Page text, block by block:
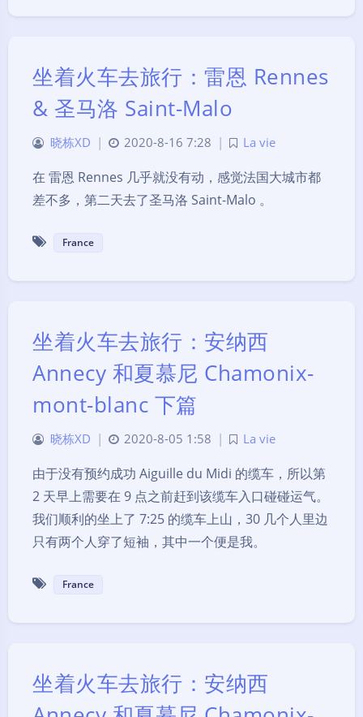
坐着火车去旅行：雷恩 Rennes
& 圣马洛 Saint-Malo
晓栋XD | 2020-8-16 7:28 | La vie
在 雷恩 Rennes 几乎就没有动，感觉法国大城市都
差不多，第二天去了圣马洛 Saint-Malo 。
France
坐着火车去旅行：安纳西
Annecy 和夏慕尼 Chamonix-
mont-blanc 下篇
晓栋XD | 2020-8-05 1:58 | La vie
由于没有预约成功 Aiguille du Midi 的缆车，所以第
2 天早上需要在 9 点之前赶到该缆车入口碰碰运气。
我们顺利的坐上了 7:25 的缆车上山，30 几个人里边
只有两个人穿了短袖，其中一个便是我。
France
坐着火车去旅行：安纳西